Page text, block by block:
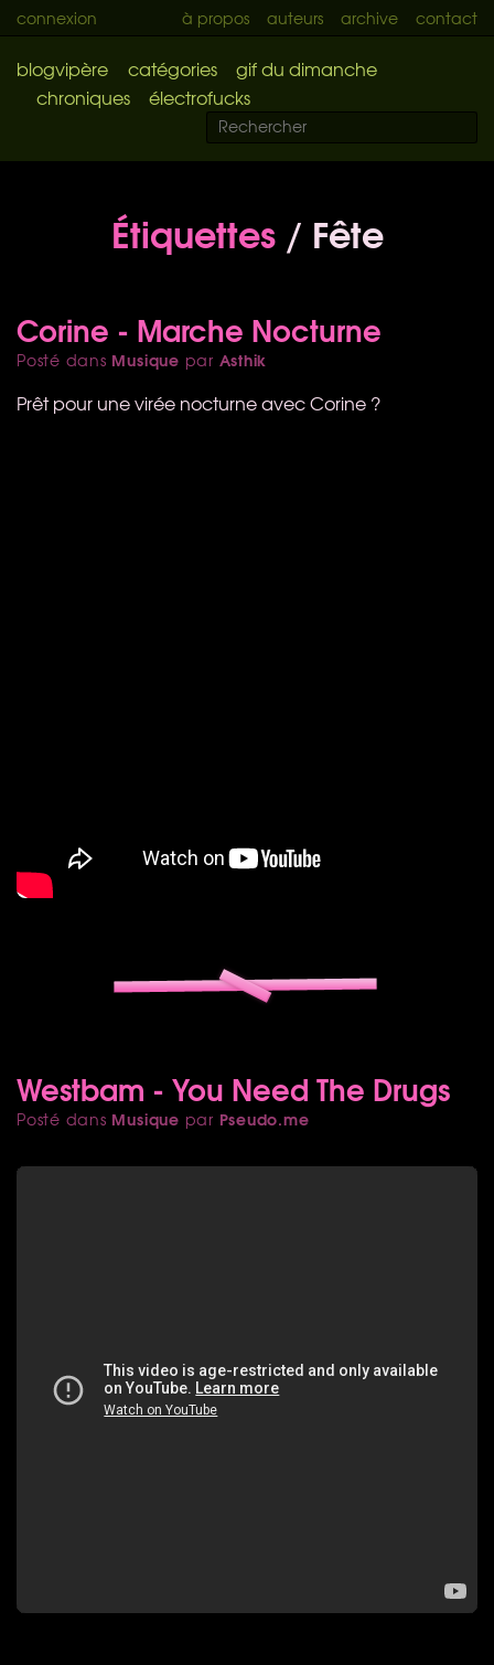
connexion à propos auteurs archive contact
blogvipère catégories
gif du dimanche
chroniques
électrofucks
Étiquettes/ Fête
Corine - Marche Nocturne
Posté dans Musique par Asthik
Prêt pour une virée nocturne avec Corine ?
Westbam - You Need The Drugs
Posté dans Musique par Pseudo.me